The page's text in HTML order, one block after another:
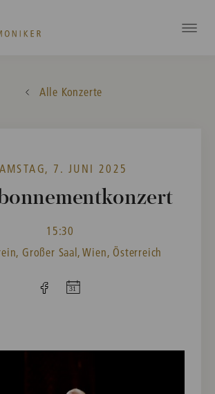
Alle Konzerte
7. JUNI 2025
15:30
Großer Saal, Wien, Österreich